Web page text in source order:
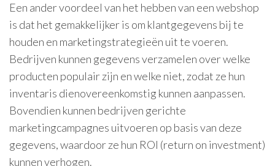
Een ander voordeel van het hebben van een webshop
is dat het gemakkelijker is om klantgegevens bij te
houden en marketingstrategieën uit te voeren.
Bedrijven kunnen gegevens verzamelen over welke
producten populair zijn en welke niet, zodat ze hun
inventaris dienovereenkomstig kunnen aanpassen.
Bovendien kunnen bedrijven gerichte
marketingcampagnes uitvoeren op basis van deze
gegevens, waardoor ze hun ROI (return on investment)
kunnen verhogen.